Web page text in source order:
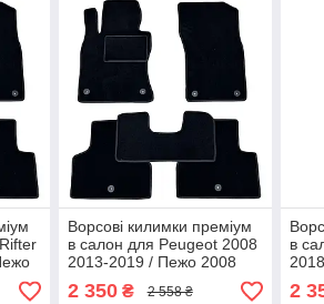
Ворсові килимки преміум
в салон для Peugeot 2008
2013-2019 / Пежо 2008
килимки
2 350₴ 2 558 ₴
в
2